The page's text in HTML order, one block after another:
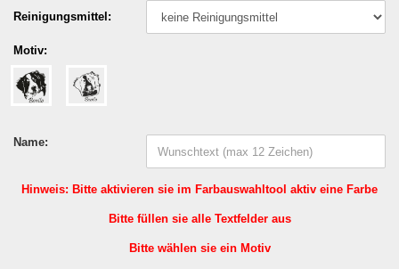
Reinigungsmittel:
Motiv:
Name:
Hinweis: Bitte aktivieren sie im Farbauswahltool aktiv eine Farbe
Bitte füllen sie alle Textfelder aus
Bitte wählen sie ein Motiv